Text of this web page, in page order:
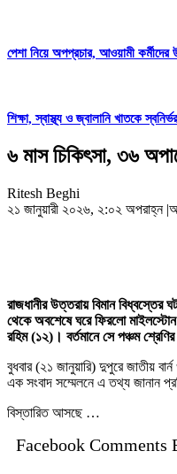
পেশা নিয়ে অপপ্রচার, আওয়ামী কর্মীদের
শিক্ষা, স্বাস্থ্য ও জ্বালানি খাতকে
৬ মাস চিকিৎসা, ৩৬
Ritesh Beghi
২১ জানুয়ারী ২০২৬, ২:০২ অপরাহ্ন |
রাজধানীর উত্তরায় বিমান বিধ্বস্তের
থেকে অবশেষে ঘরে ফিরলো
রহিম (১২)। বর্তমানে সে পঞ্চম শ্রেণির
বুধবার (২১ জানুয়ারি) দুপুরে জাতীয়
এক সংবাদ সম্মেলনে এ তথ্য জানান
বিস্তারিত আসছে …
Facebook Comments